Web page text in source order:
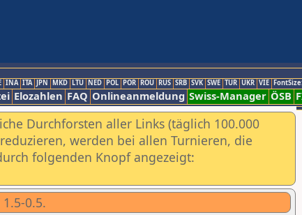
INA ITA JPN MKD LTU NED POL POR ROU RUS SRB SVK SWE TUR UKR VIE
Elozahlen FAQ Onlineanmeldung Swiss-Manager ÖSB
Durchforsten aller Links (täglich 100.000
werden bei allen Turnieren, die
folgenden Knopf angezeigt:
0.5.